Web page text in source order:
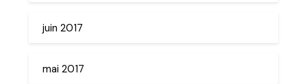
juin 2017
mai 2017